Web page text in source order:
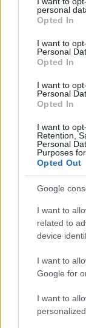
grant or deny
use your data
consent section.
personal
Opted In
I want to
Personal
Opted In
I want to
Personal
Opted In
I want to
Retention,
Personal
Purposes
Opted Out
Google
I want to
related to
device
I want to
Google for
I want to
PUNKT
Nincs